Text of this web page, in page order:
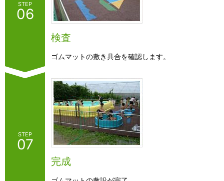
STEP
06
検査
ゴムマットの敷き具合を確認します。
STEP
07
完成